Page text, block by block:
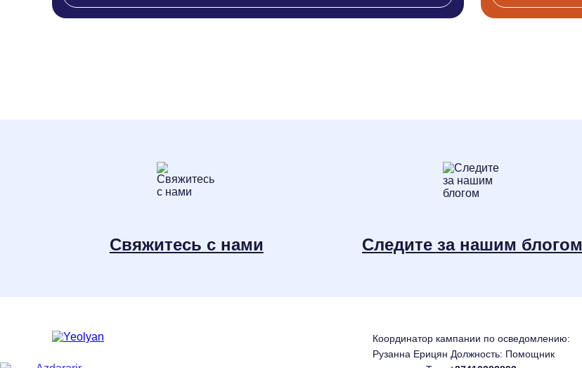
Свяжитесь с нами Следите за нашим блогом
Координатор кампании по осведомлению:
Рузанна Ерицян Должность: Помощник